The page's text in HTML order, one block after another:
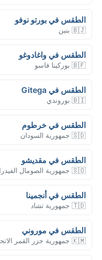
الطقس في بورتو نوفو
🇧🇯 بنين
الطقس في واغادوغو
🇧🇫 بوركينا فاسو
الطقس في Gitega
🇧🇮 بوروندي
الطقس في خرطوم
🇸🇩 جمهورية السودان
الطقس في مقديشو
🇸🇴 جمهورية الصومال الفيدرالية
الطقس في أنجمينا
🇹🇩 جمهورية تشاد
الطقس في موروني
🇰🇲 جمهورية جزر القمر الاتحادية الإسلامية